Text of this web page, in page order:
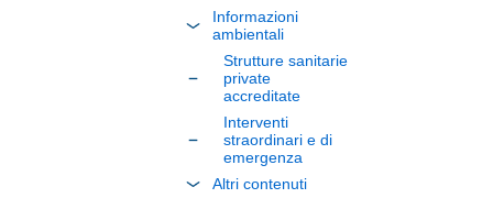
Informazioni
ambientali
Strutture sanitarie
private
accreditate
Interventi
straordinari e di
emergenza
Altri contenuti